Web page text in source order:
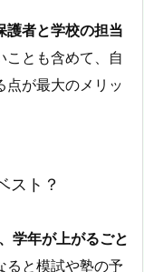
護者と学校の担当
ことも含めて、自
点が最大のメリッ
スト？
学年が上がるごと
ると模試や塾の予